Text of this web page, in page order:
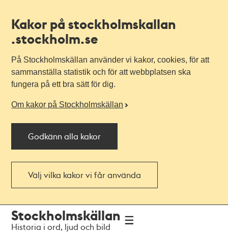
Kakor på stockholmskallan
.stockholm.se
På Stockholmskällan använder vi kakor, cookies, för att
sammanställa statistik och för att webbplatsen ska
fungera på ett bra sätt för dig.
Om kakor på Stockholmskällan
Godkänn alla kakor
Välj vilka kakor vi får använda
navigationen
huvudinnehållet
Stockholmskällan
Historia i ord, ljud och bild